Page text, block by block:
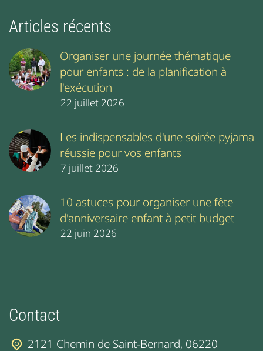
Articles récents
Organiser une journée thématique
pour enfants : de la planification à
l'exécution
22 juillet 2026
Les indispensables d'une soirée pyjama
réussie pour vos enfants
7 juillet 2026
10 astuces pour organiser une fête
d'anniversaire enfant à petit budget
22 juin 2026
Contact
2121 Chemin de Saint-Bernard, 06220